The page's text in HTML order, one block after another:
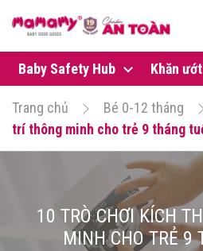
Baby Safety Hub Khăn ướt
Trang chủ Bé 0-12 tháng
trí thông minh cho trẻ 9 tháng
10 TRÒ CHƠI KÍCH
MINH CHO TRẺ 9